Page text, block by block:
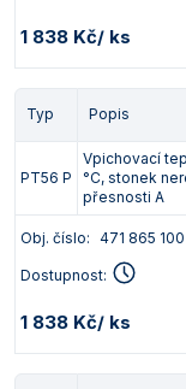
1 838 Kč/ ks
Typ Popis
PT56 P
Vpichovací
°C, stonek
přesnosti A
Obj. číslo: 471 865
Dostupnost:
1 838 Kč/ ks